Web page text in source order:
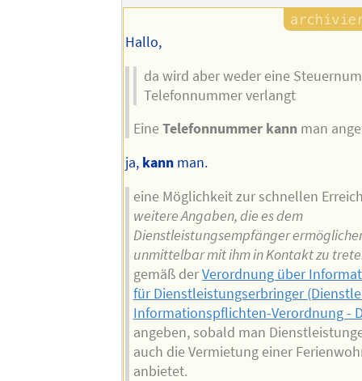
Hallo,
da wird aber weder eine
Telefonnummer verlangt
EineTelefonnummer kannman
ja, kann man.
eine Möglichkeit zur schnellen
weitere Angaben, die es dem
Dienstleistungsempfänger
unmittelbar mit ihm in Kontakt zu
gemäß derVerordnung über
für Dienstleistungserbringer
Informationspflichten-Verordnung -
angeben, sobald man
auch die Vermietung einer
anbietet.